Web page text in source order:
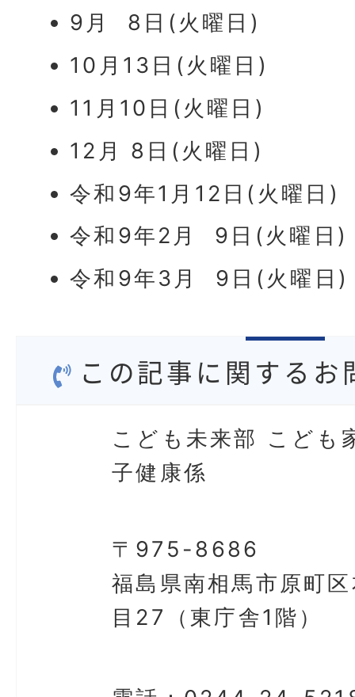
9月 8日(火曜日)
10月13日(火曜日)
11月10日(火曜日)
12月 8日(火曜日)
令和9年1月12日(火曜日)
令和9年2月 9日(火曜日)
令和9年3月 9日(火曜日)
この記事に関するお
こども未来部 こども
子健康係
〒975-8686
福島県南相馬市原町
目27（東庁舎1階）